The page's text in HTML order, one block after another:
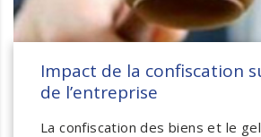
Impact de la confiscation
de l’entreprise
La confiscation des biens et le